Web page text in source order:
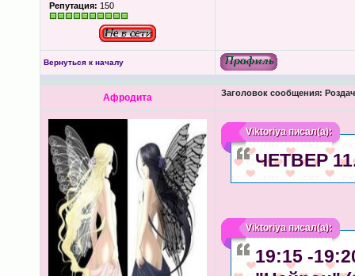
Репутация: 150
Вернуться к началу
Афродита Заголовок сообщения:
Viktoriyaписал(а):
ЧЕТВЕР
Viktoriyaписал(а):
19:15 -